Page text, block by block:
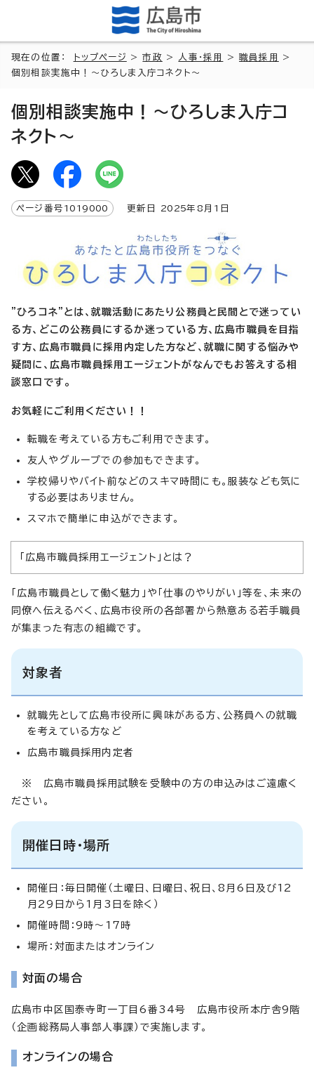
現在の位置： トップページ >市政 > 人事・採用 >職員採用
>
個別相談実施中！～ひろしま入庁コネクト～
個別相談実施中！～ひろしま入庁コ
ネクト～
ページ番号 1019000 更新日 2025年8月1日
"ひろコネ"とは、就職活動にあたり公務員と民間とで迷ってい
る方、どこの公務員にするか迷っている方、広島市職員を目指
す方、広島市職員に採用内定した方など、就職に関する悩みや
疑問に、広島市職員採用エージェントがなんでもお答えする相
談窓口です。
お気軽にご利用ください！！
転職を考えている方もご利用できます。
友人やグループでの参加もできます。
学校帰りやバイト前などのスキマ時間にも。服装なども気に
する必要はありません。
スマホで簡単に申込ができます。
「広島市職員採用エージェント」とは？
「広島市職員として働く魅力」や「仕事のやりがい」等を、未来の
同僚へ伝えるべく、広島市役所の各部署から熱意ある若手職員
が集まった有志の組織です。
対象者
就職先として広島市役所に興味がある方、公務員への就職
を考えている方など
広島市職員採用内定者
※ 広島市職員採用試験を受験中の方の申込みはご遠慮く
ださい。
開催日時・場所
開催日：毎日開催（土曜日、日曜日、祝日、8月6日及び12
月29日から1月3日を除く）
開催時間：9時～17時
場所：対面またはオンライン
対面の場合
広島市中区国泰寺町一丁目6番34号 広島市役所本庁舎9階
（企画総務局人事部人事課）で実施します。
オンラインの場合